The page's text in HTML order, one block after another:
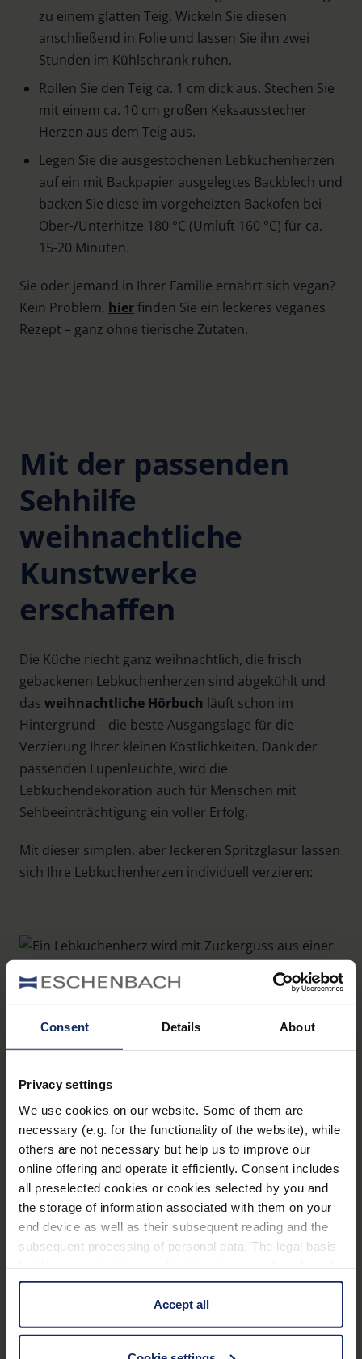
Consent Details About
Privacy settings
We use cookies on our website. Some of them are
necessary (e.g. for the functionality of the website), while
others are not necessary but help us to improve our
online offering and operate it efficiently. Consent includes
all preselected cookies or cookies selected by you and
the storage of information associated with them on your
end device as well as their subsequent reading and the
subsequent processing of personal data. The legal basis
information is Art. 25 para. 1 TDDDG and with regard to
the processing of personal data Art. 6 para. 1 lit. a
GDPR. We also use cookies from third-party providers.
Accept all
zu einem glatten Teig. Wickeln Sie diesen
anschließend in Folie und lassen Sie ihn zwei
Stunden im Kühlschrank ruhen.
Rollen Sie den Teig ca. 1 cm dick aus. Stechen Sie
mit einem ca. 10 cm großen Keksausstecher
Herzen aus dem Teig aus.
Legen Sie die ausgestochenen Lebkuchenherzen
auf ein mit Backpapier ausgelegtes Backblech und
backen Sie diese im vorgeheizten Backofen bei
Ober-/Unterhitze 180 °C (Umluft 160 °C) für ca.
15-20 Minuten.
Sie oder jemand in Ihrer Familie ernährt sich vegan?
Kein Problem, hierfinden Sie ein leckeres veganes
Rezept – ganz ohne tierische Zutaten.
Mit der passenden
Sehhilfe
weihnachtliche
Kunstwerke
erschaffen
Die Küche riecht ganz weihnachtlich, die frisch
gebackenen Lebkuchenherzen sind abgekühlt und
das weihnachtliche Hörbuch läuft schon im
Hintergrund – die beste Ausgangslage für die
Verzierung Ihrer kleinen Köstlichkeiten. Dank der
passenden Lupenleuchte, wird die
Lebkuchendekoration auch für Menschen mit
Sehbeeinträchtigung ein voller Erfolg.
Mit dieser simplen, aber leckeren Spritzglasur lassen
sich Ihre Lebkuchenherzen individuell verzieren:
500 g Puderzucker
2 frische Eiweiß
1 EL Zitronensaft
Zubereitung
Sieben Sie den Puderzucker und verrühren Sie
Zitronensaft unter, bis die Glasur spritzfähig ist.
Geben Sie die Glasur in einen Spritzbeutel mit
einer kleinen Sterntülle. Damit die restliche